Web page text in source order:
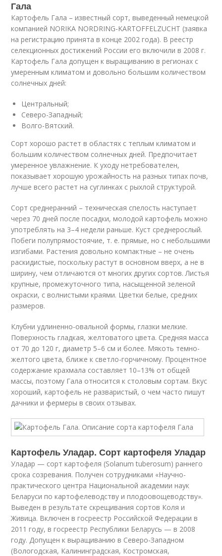
Гала
Картофель Гала – известный сорт, выведенный немецкой
компанией NORIKA NORDRING-KARTOFFELZUCHT (заявка
на регистрацию принята в конце 2002 года). В реестр
селекционных достижений России его включили в 2008 г.
Картофель Гала допущен к выращиванию в регионах с
умеренным климатом и довольно большим количеством
солнечных дней:
Центральный;
Северо-Западный;
Волго-Вятский.
Сорт хорошо растет в областях с теплым климатом и
большим количеством солнечных дней. Предпочитает
умеренное увлажнение. К уходу нетребователен,
показывает хорошую урожайность на разных типах почв,
лучше всего растет на суглинках с рыхлой структурой.
Сорт среднеранний – техническая спелость наступает
через 70 дней после посадки, молодой картофель можно
употреблять на 3–4 недели раньше. Куст среднерослый.
Побеги полупрямостоячие, т. е. прямые, но с небольшими
изгибами. Растения довольно компактные – не очень
раскидистые, поскольку растут в основном вверх, а не в
ширину, чем отличаются от многих других сортов. Листья
крупные, промежуточного типа, насыщенной зеленой
окраски, с волнистыми краями. Цветки белые, средних
размеров.
Клубни удлиненно-овальной формы, глазки мелкие.
Поверхность гладкая, желтоватого цвета. Средняя масса
от 70 до 120 г, диаметр 5–6 см и более. Мякоть темно-
желтого цвета, ближе к светло-горчичному. Процентное
содержание крахмала составляет 10–13% от общей
массы, поэтому Гала относится к столовым сортам. Вкус
хороший, картофель не разваристый, о чем часто пишут
дачники и фермеры в своих отзывах.
Картофель Уладар. Сорт картофеля Уладар
Уладар — сорт картофеля (Solanum tuberosum) раннего
срока созревания. Получен сотрудниками «Научно-
практического центра Национальной академии наук
Беларуси по картофелеводству и плодоовощеводству».
Выведен в результате скрещивания сортов Коля и
Живица. Включен в госреестр Российской Федерации в
2011 году, в госреестр Республики Беларусь — в 2008
году. Допущен к выращиванию в Северо-Западном
(Вологодская, Калининградская, Костромская,